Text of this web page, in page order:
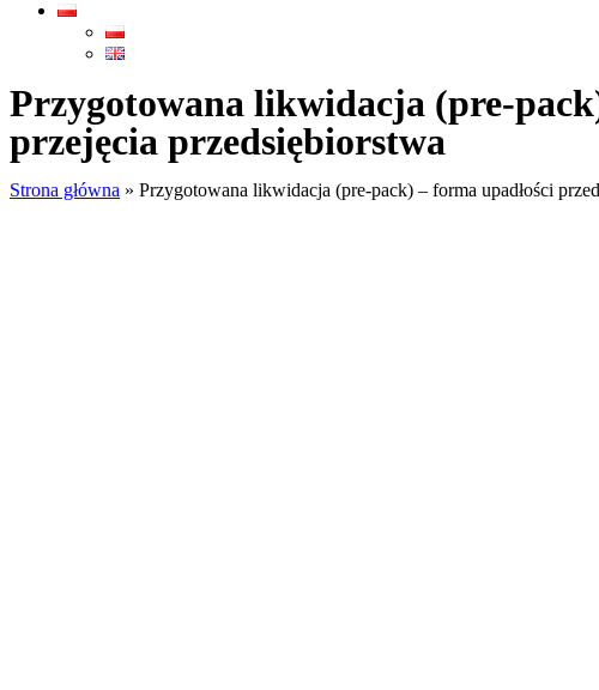
Przygotowana likwidacja (pre-
przejęcia przedsiębiorstwa
Strona główna » Przygotowana likwidacja (pre-pack) – forma upadłości